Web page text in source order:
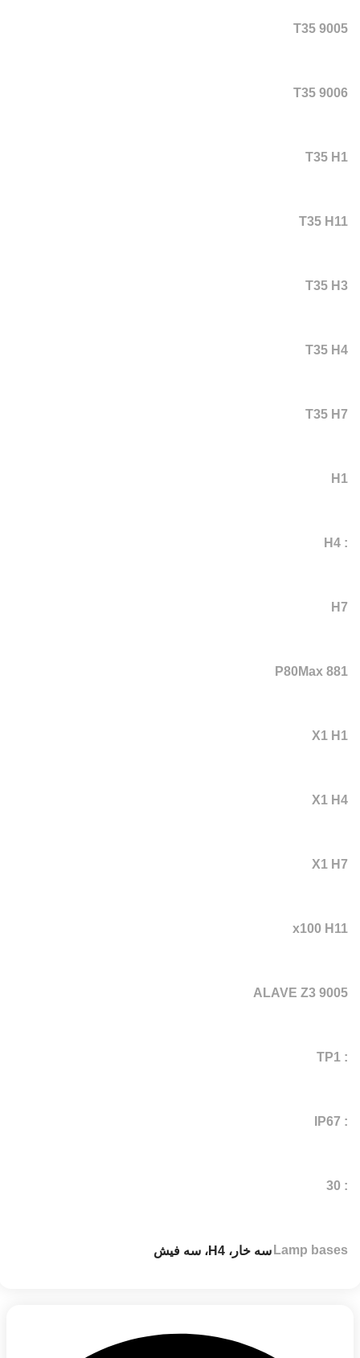
T35 9005
T35 9006
T35 H1
T35 H11
T35 H3
T35 H4
T35 H7
H1
: H4
H7
P80Max 881
X1 H1
X1 H4
X1 H7
x100 H11
ALAVE Z3 9005
: TP1
: IP67
: 30
Lamp bases سه خار، H4، سه فیش